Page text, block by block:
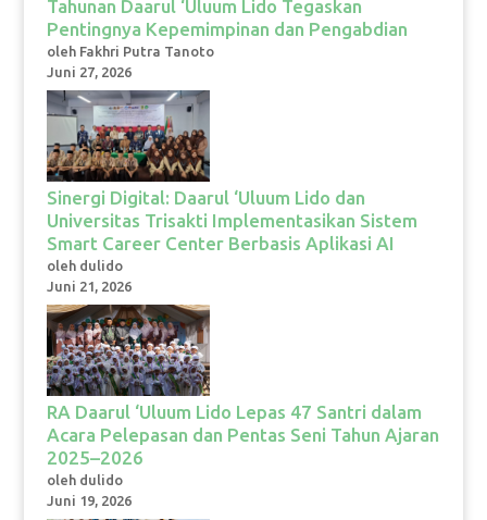
Tahunan Daarul ‘Uluum Lido Tegaskan
Pentingnya Kepemimpinan dan Pengabdian
oleh Fakhri Putra Tanoto
Juni 27, 2026
Sinergi Digital: Daarul ‘Uluum Lido dan
Universitas Trisakti Implementasikan Sistem
Smart Career Center Berbasis Aplikasi AI
oleh dulido
Juni 21, 2026
RA Daarul ‘Uluum Lido Lepas 47 Santri dalam
Acara Pelepasan dan Pentas Seni Tahun Ajaran
2025–2026
oleh dulido
Juni 19, 2026